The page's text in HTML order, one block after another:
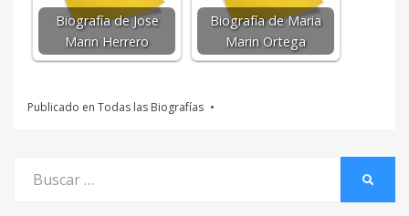
Biografía de Jose
Marin Herrero
Biografía de Maria
Marin Ortega
Publicado en Todas las Biografías
por: